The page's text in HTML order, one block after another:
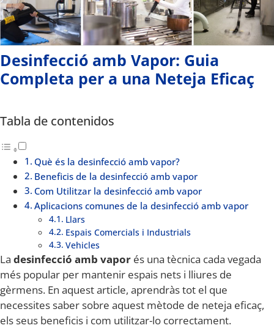
Desinfecció amb Vapor: Guia
Completa per a una Neteja Eficaç
Tabla de contenidos
Què és la desinfecció amb vapor?
Beneficis de la desinfecció amb vapor
Com Utilitzar la desinfecció amb vapor
Aplicacions comunes de la desinfecció amb vapor
Llars
Espais Comercials i Industrials
Vehicles
La desinfecció amb vapor és una tècnica cada vegada
més popular per mantenir espais nets i lliures de
gèrmens. En aquest article, aprendràs tot el que
necessites saber sobre aquest mètode de neteja eficaç,
els seus beneficis i com utilitzar-lo correctament.